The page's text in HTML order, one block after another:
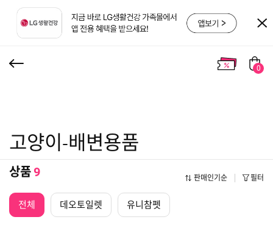
0
고양이-배변용품
상품9 판매인기순 필터
전체 데오토일렛 유니참펫